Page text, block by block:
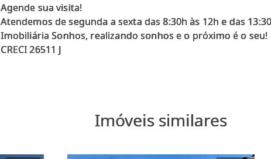
Agende sua visita!
Atendemos de segunda a sexta das 8:30h às 12h e das
Imobiliária Sonhos, realizando sonhos e o próximo é o seu!
Imóveis similares